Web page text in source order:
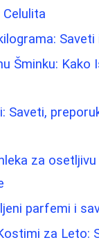
Šminku: Kako
Saveti,
za
parfemi i
za Leto: